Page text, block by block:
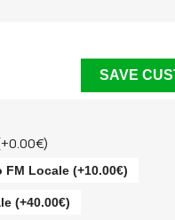
SAVE
FM Locale (+10.00€)
(+40.00€)